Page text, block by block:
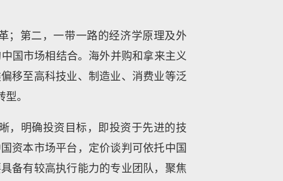
；第二，一带一路的经济学原理及外
国市场相结合。海外并购和拿来主义
移至高科技业、制造业、消费业等泛
。
，明确投资目标，即投资于先进的技
资本市场平台，定价谈判可依托中国
备有较高执行能力的专业团队，聚焦